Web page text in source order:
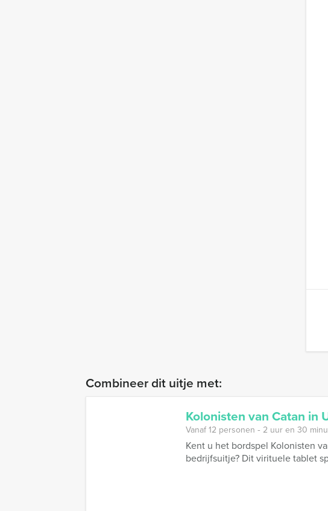
Combineer dit uitje met:
Kolonisten van Catan in
Vanaf 12 personen ‐ 2 uur en 30
Kent u het bordspel Kolonisten
bedrijfsuitje? Dit virituele tablet